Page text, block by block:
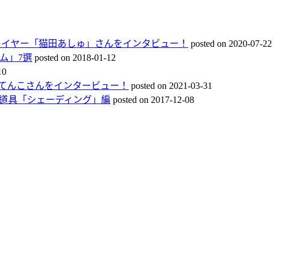
ヤー「猫田あしゅ」さんをインタビュー！
posted on 2020-07-22
」7選 posted on 2018-01-12
んこさんをインタービュー！
posted on 2021-03-31
具「シェーディング」編 posted on 2017-12-08